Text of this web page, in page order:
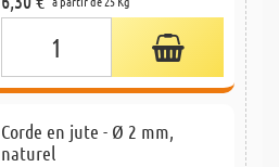
Corde en jute - Ø 2 mm,
naturel